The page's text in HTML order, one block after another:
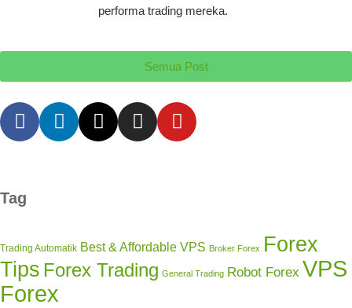
performa trading mereka.
Semua Post
Tag
Trading Automatik Best & Affordable VPS Broker Forex Forex
Tips Forex Trading General Trading Robot Forex VPS
Forex